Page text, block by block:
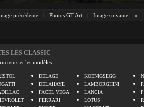
précédente | Photos GT Art | Image suivante »
LES CLASSIC
et les modèles.
DELAGE
DELAHAYE
FACEL VEGA
FERRARI
KOENIGSEGG
LAMBORGHINI
LANCIA
LOTUS